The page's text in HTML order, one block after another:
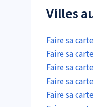
Villes
Faire sa
Faire sa
Faire sa
Faire sa
Faire sa